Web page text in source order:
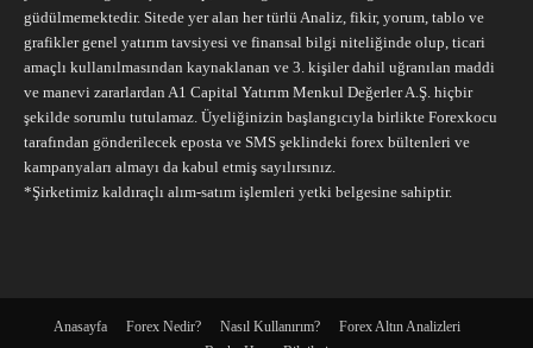
güdülmemektedir. Sitede yer alan her türlü Analiz, fikir, yorum, tablo ve
grafikler genel yatırım tavsiyesi ve finansal bilgi niteliğinde olup, ticari
amaçlı kullanılmasından kaynaklanan ve 3. kişiler dahil uğranılan maddi
ve manevi zararlardan A1 Capital Yatırım Menkul Değerler A.Ş. hiçbir
şekilde sorumlu tutulamaz. Üyeliğinizin başlangıcıyla birlikte Forexkocu
tarafından gönderilecek eposta ve SMS şeklindeki forex bültenleri ve
kampanyaları almayı da kabul etmiş sayılırsınız.
*Şirketimiz kaldıraçlı alım-satım işlemleri yetki belgesine sahiptir.
Anasayfa Forex Nedir? Nasıl Kullanırım?
Forex Altın Analizleri